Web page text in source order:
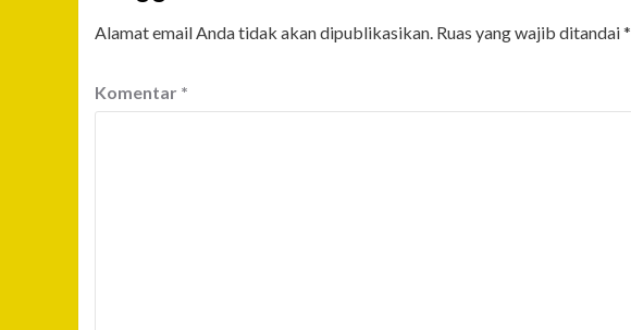
Alamat email Anda tidak akan dipublikasikan. Ruas yang wajib ditandai*
Komentar *